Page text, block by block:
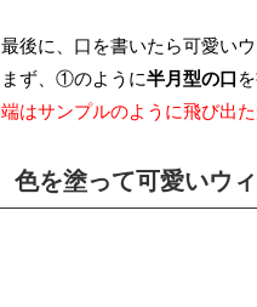
最後に、口を書いたら可愛い
まず、①のように半月型の口
端はサンプルのように飛び出た
色を塗って可愛いウ